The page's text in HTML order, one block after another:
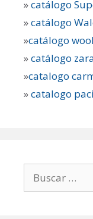
»catálogo
»catálogo
»catálogo
»catálogo
»catalogo
»catalogo